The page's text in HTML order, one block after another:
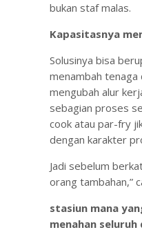
bukan staf malas.
Kapasitasnya
Solusinya bisa
menambah
mengubah alur
sebagian proses
cook atau par-fry
dengan karakter
Jadi sebelum
orang tambahan,”
stasiun mana
menahan seluruh